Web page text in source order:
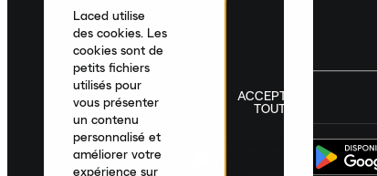
France|Français
Laced utilise
des cookies. Les
cookies sont de
petits fichiers
utilisés pour
vous présenter
un contenu
personnalisé et
améliorer votre
expérience sur
ACCEPTER
TOUT